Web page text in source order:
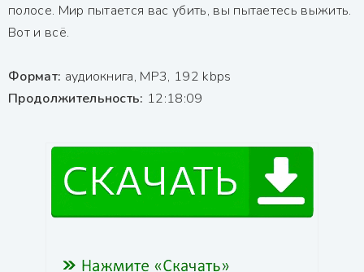
полосе. Мир пытается вас убить, вы пытаетесь выжить.
Вот и всё.
Формат: аудиокнига, MP3, 192 kbps
Продолжительность: 12:18:09